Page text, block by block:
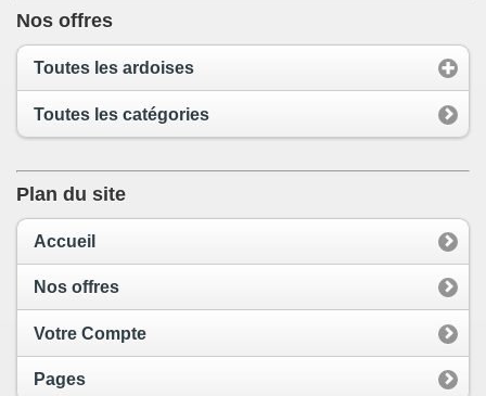
Nos offres
Toutes les ardoises
Toutes les catégories
Plan du site
Accueil
Nos offres
Votre Compte
Pages